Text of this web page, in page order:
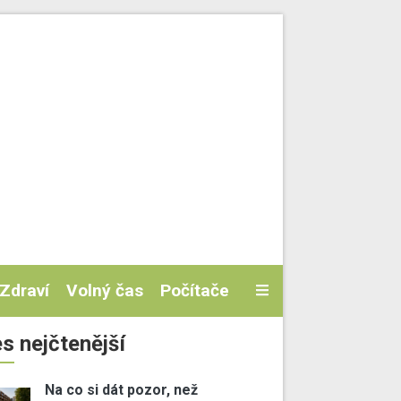
Volný čas Počítače
nejčtenější
Na co si dát pozor, než